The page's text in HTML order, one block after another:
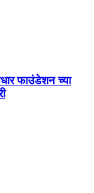
फाउंडेशन च्या